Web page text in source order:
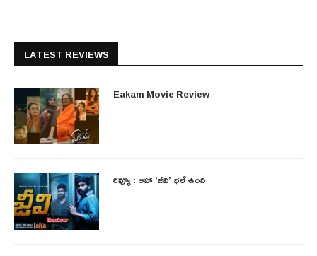
LATEST REVIEWS
Eakam Movie Review
రివ్యూ : ఆహా ‘జీవి’ భలే ఉంది